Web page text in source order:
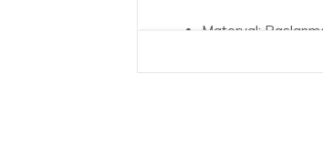
Materyal: